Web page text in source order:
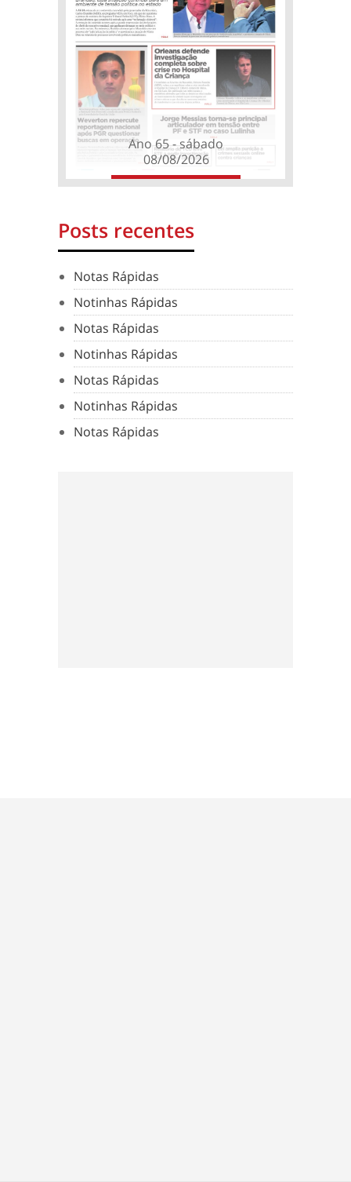
Ano 65 - sábado
08/08/2026
Posts recentes
Notas Rápidas
Notinhas Rápidas
Notas Rápidas
Notinhas Rápidas
Notas Rápidas
Notinhas Rápidas
Notas Rápidas